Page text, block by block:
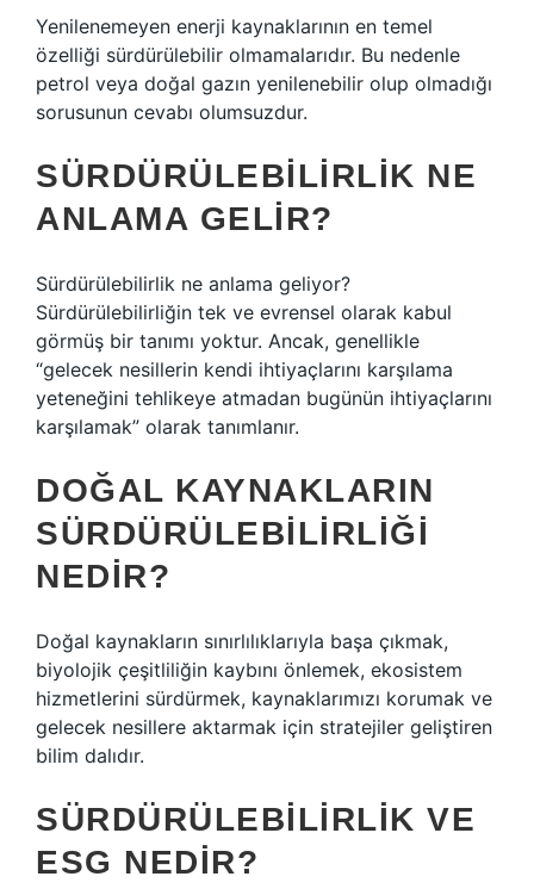
Yenilenemeyen enerji kaynaklarının en temel
özelliği sürdürülebilir olmamalarıdır. Bu nedenle
petrol veya doğal gazın yenilenebilir olup olmadığı
sorusunun cevabı olumsuzdur.
SÜRDÜRÜLEBILIRLIK NE
ANLAMA GELIR?
Sürdürülebilirlik ne anlama geliyor?
Sürdürülebilirliğin tek ve evrensel olarak kabul
görmüş bir tanımı yoktur. Ancak, genellikle
“gelecek nesillerin kendi ihtiyaçlarını karşılama
yeteneğini tehlikeye atmadan bugünün ihtiyaçlarını
karşılamak” olarak tanımlanır.
DOĞAL KAYNAKLARIN
SÜRDÜRÜLEBILIRLIĞI
NEDIR?
Doğal kaynakların sınırlılıklarıyla başa çıkmak,
biyolojik çeşitliliğin kaybını önlemek, ekosistem
hizmetlerini sürdürmek, kaynaklarımızı korumak ve
gelecek nesillere aktarmak için stratejiler geliştiren
bilim dalıdır.
SÜRDÜRÜLEBILIRLIK VE
ESG NEDIR?